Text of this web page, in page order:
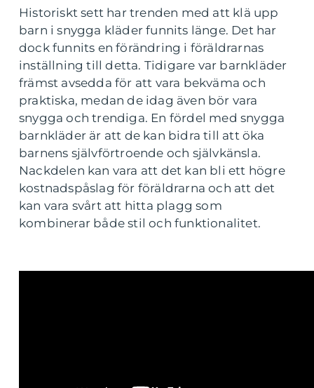
Historiskt sett har trenden med att klä upp
barn i snygga kläder funnits länge. Det har
dock funnits en förändring i föräldrarnas
inställning till detta. Tidigare var barnkläder
främst avsedda för att vara bekväma och
praktiska, medan de idag även bör vara
snygga och trendiga. En fördel med snygga
barnkläder är att de kan bidra till att öka
barnens självförtroende och självkänsla.
Nackdelen kan vara att det kan bli ett högre
kostnadspåslag för föräldrarna och att det
kan vara svårt att hitta plagg som
kombinerar både stil och funktionalitet.